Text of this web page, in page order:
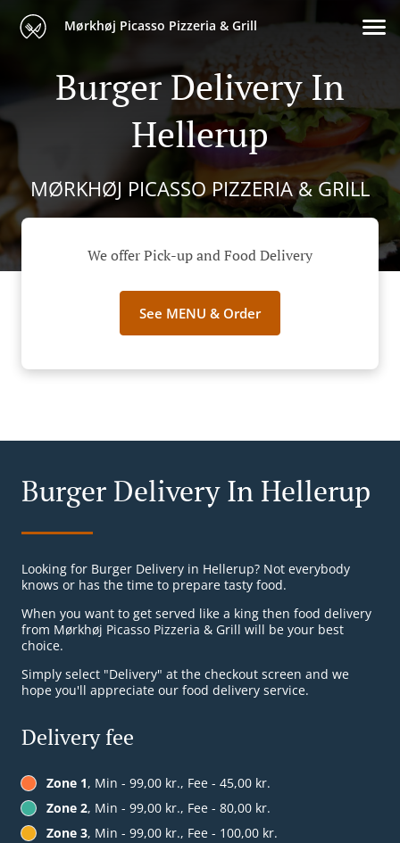
Mørkhøj Picasso Pizzeria & Grill
Burger Delivery In
Hellerup
MØRKHØJ PICASSO PIZZERIA & GRILL
We offer Pick-up and Food Delivery
See MENU & Order
Burger Delivery In Hellerup
Looking for Burger Delivery in Hellerup? Not everybody
knows or has the time to prepare tasty food.
When you want to get served like a king then food delivery
from Mørkhøj Picasso Pizzeria & Grill will be your best
choice.
Simply select "Delivery" at the checkout screen and we
hope you'll appreciate our food delivery service.
Delivery fee
Zone 1, Min - 99,00 kr., Fee - 45,00 kr.
Zone 2, Min - 99,00 kr., Fee - 80,00 kr.
Zone 3, Min - 99,00 kr., Fee - 100,00 kr.